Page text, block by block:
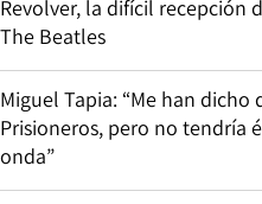
Revolver, la difícil recepción
The Beatles
Miguel Tapia: “Me han
Prisioneros, pero no tendría
onda”